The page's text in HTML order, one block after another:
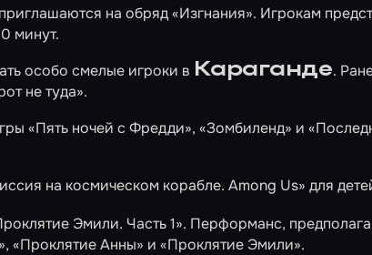
приглашаются на обряд«Изгнания». Игрокам
минут.
особо смелые игроки в Караганде.
не туда».
«Пять ночей с Фредди», «Зомбиленд» и
на космическом корабле. Among Us» для
Эмили. Часть 1». Перформанс,
«Проклятие Анны» и «Проклятие Эмили».